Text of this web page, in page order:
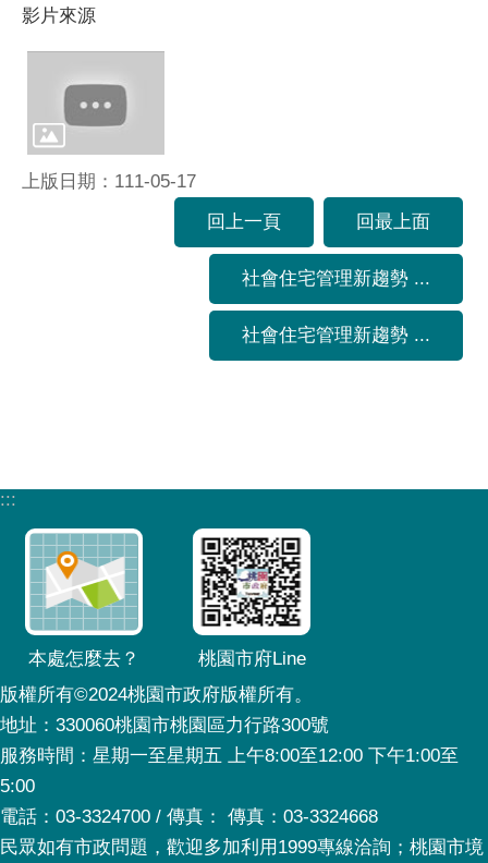
影片來源
上版日期：111-05-17
回上一頁
回最上面
社會住宅管理新趨勢 ...
社會住宅管理新趨勢 ...
:::
本處怎麼去？
桃園市府Line
版權所有©2024桃園市政府版權所有。
地址：330060桃園市桃園區力行路300號
服務時間：星期一至星期五 上午8:00至12:00 下午1:00至
5:00
電話：03-3324700 / 傳真： 傳真：03-3324668
民眾如有市政問題，歡迎多加利用1999專線洽詢；桃園市境